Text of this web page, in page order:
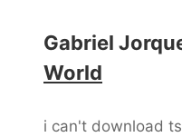
Gabriel
World
i can't download